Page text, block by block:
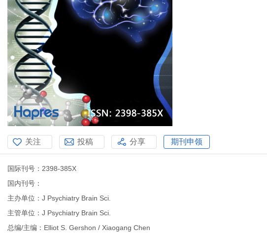
关注 投稿 分享 期刊申领
国际刊号：2398-385X
国内刊号：
主办单位：J Psychiatry Brain Sci.
主管单位：J Psychiatry Brain Sci.
总编/主编：Elliot S. Gershon / Xiaogang Chen